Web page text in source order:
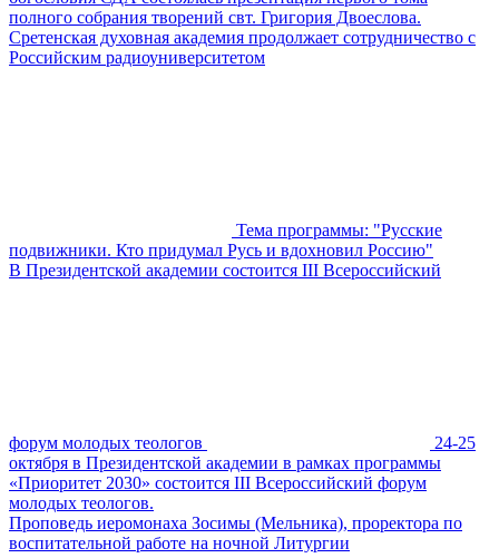
полного собрания творений свт. Григория Двоеслова.
Сретенская духовная академия продолжает сотрудничество с
Российским радиоуниверситетом
Тема программы: "Русские
подвижники. Кто придумал Русь и вдохновил Россию"
В Президентской академии состоится III Всероссийский
форум молодых теологов
24-25
октября в Президентской академии в рамках программы
«Приоритет 2030» состоится III Всероссийский форум
молодых теологов.
Проповедь иеромонаха Зосимы (Мельника), проректора по
воспитательной работе на ночной Литургии